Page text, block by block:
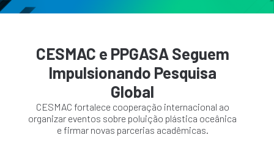
CESMAC e PPGASA Seguem
Impulsionando Pesquisa
Global
CESMAC fortalece cooperação internacional ao
organizar eventos sobre poluição plástica oceânica
e firmar novas parcerias acadêmicas.